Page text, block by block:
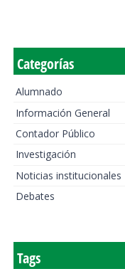
Categorías
Alumnado
Información General
Contador Público
Investigación
Noticias institucionales
Debates
Tags